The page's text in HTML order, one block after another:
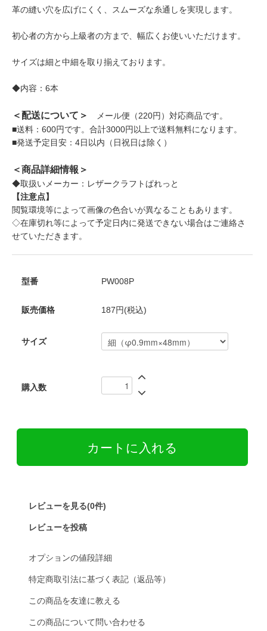
革の縫い穴を広げにくく、スムーズな糸通しを実現します。
初心者の方から上級者の方まで、幅広くお使いいただけます。
サイズは細と中細を取り揃えております。
◆内容：6本
＜配送について＞
メール便（220円）対応商品です。
■送料：600円です。合計3000円以上で送料無料になります。
■発送予定目安：4日以内（日祝日は除く）
＜商品詳細情報＞
◆取扱いメーカー：レザークラフトぱれっと
【注意点】
閲覧環境等によって画像の色合いが異なることもあります。
◇在庫切れ等によって予定日内に発送できない場合はご連絡さ
せていただきます。
型番 PW008P
販売価格 187円(税込)
サイズ
購入数
レビューを見る(0件)
レビューを投稿
オプションの値段詳細
特定商取引法に基づく表記（返品等）
この商品を友達に教える
この商品について問い合わせる